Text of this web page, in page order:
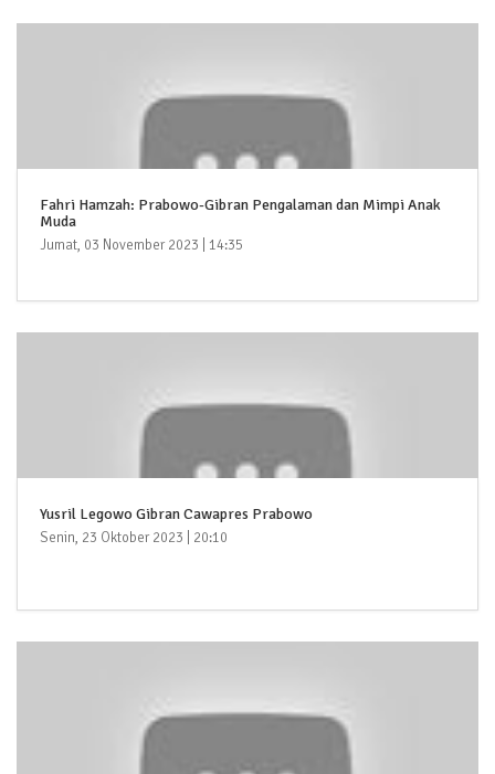
Fahri Hamzah: Prabowo-Gibran Pengalaman dan Mimpi Anak
Muda
Jumat, 03 November 2023 | 14:35
Yusril Legowo Gibran Cawapres Prabowo
Senin, 23 Oktober 2023 | 20:10